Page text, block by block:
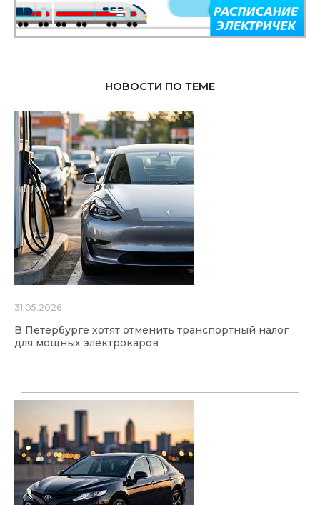
НОВОСТИ ПО ТЕМЕ
31.05.2026
В Петербурге хотят отменить транспортный налог
для мощных электрокаров